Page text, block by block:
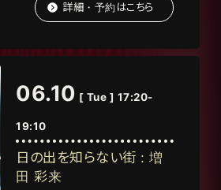
詳細・予約はこちら
06.10 [ Tue ] 17:20-
19:10
日の出を知らない街 : 増
田 彩来